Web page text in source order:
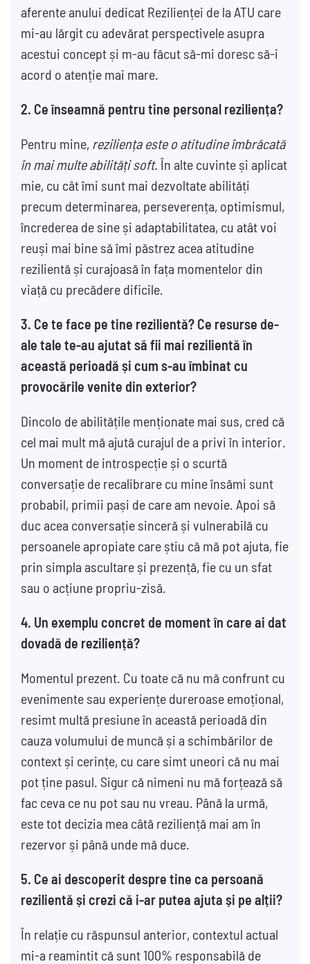
aferente anului dedicat Rezilienței de la ATU care
mi-au lărgit cu adevărat perspectivele asupra
acestui concept și m-au făcut să-mi doresc să-i
acord o atenție mai mare.
2. Ce înseamnă pentru tine personal reziliența?
Pentru mine, reziliența este o atitudine îmbrăcată
în mai multe abilități soft. În alte cuvinte și aplicat
mie, cu cât îmi sunt mai dezvoltate abilități
precum determinarea, perseverența, optimismul,
încrederea de sine și adaptabilitatea, cu atât voi
reuși mai bine să îmi păstrez acea atitudine
rezilientă și curajoasă în fața momentelor din
viață cu precădere dificile.
3. Ce te face pe tine rezilientă? Ce resurse de-
ale tale te-au ajutat să fii mai rezilientă în
această perioadă și cum s-au îmbinat cu
provocările venite din exterior?
Dincolo de abilitățile menționate mai sus, cred că
cel mai mult mă ajută curajul de a privi în interior.
Un moment de introspecție și o scurtă
conversație de recalibrare cu mine însămi sunt
probabil, primii pași de care am nevoie. Apoi să
duc acea conversație sinceră și vulnerabilă cu
persoanele apropiate care știu că mă pot ajuta, fie
prin simpla ascultare și prezență, fie cu un sfat
sau o acțiune propriu-zisă.
4. Un exemplu concret de moment în care ai dat
dovadă de reziliență?
Momentul prezent. Cu toate că nu mă confrunt cu
evenimente sau experiențe dureroase emoțional,
resimt multă presiune în această perioadă din
cauza volumului de muncă și a schimbărilor de
context și cerințe, cu care simt uneori că nu mai
pot ține pasul. Sigur că nimeni nu mă forțează să
fac ceva ce nu pot sau nu vreau. Până la urmă,
este tot decizia mea câtă reziliență mai am în
rezervor și până unde mă duce.
5. Ce ai descoperit despre tine ca persoană
rezilientă și crezi că i-ar putea ajuta și pe alții?
În relație cu răspunsul anterior, contextul actual
mi-a reamintit că sunt 100% responsabilă de